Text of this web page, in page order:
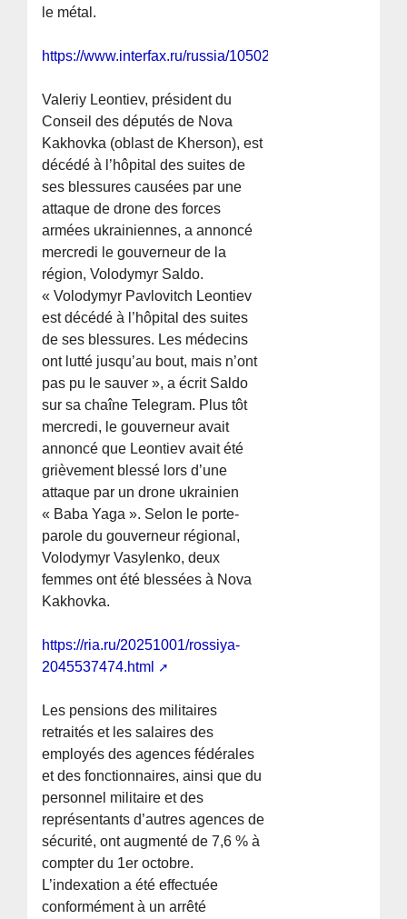
le métal.
https://www.interfax.ru/russia/1050215
Valeriy Leontiev, président du
Conseil des députés de Nova
Kakhovka (oblast de Kherson), est
décédé à l’hôpital des suites de
ses blessures causées par une
attaque de drone des forces
armées ukrainiennes, a annoncé
mercredi le gouverneur de la
région, Volodymyr Saldo.
« Volodymyr Pavlovitch Leontiev
est décédé à l’hôpital des suites
de ses blessures. Les médecins
ont lutté jusqu’au bout, mais n’ont
pas pu le sauver », a écrit Saldo
sur sa chaîne Telegram. Plus tôt
mercredi, le gouverneur avait
annoncé que Leontiev avait été
grièvement blessé lors d’une
attaque par un drone ukrainien
« Baba Yaga ». Selon le porte-
parole du gouverneur régional,
Volodymyr Vasylenko, deux
femmes ont été blessées à Nova
Kakhovka.
https://ria.ru/20251001/rossiya-
2045537474.html
Les pensions des militaires
retraités et les salaires des
employés des agences fédérales
et des fonctionnaires, ainsi que du
personnel militaire et des
représentants d’autres agences de
sécurité, ont augmenté de 7,6 % à
compter du 1er octobre.
L’indexation a été effectuée
conformément à un arrêté